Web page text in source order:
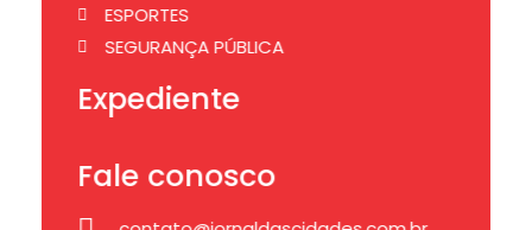
ESPORTES
SEGURANÇA PÚBLICA
Expediente
Fale conosco